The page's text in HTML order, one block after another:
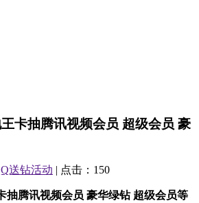
卡抽腾讯视频会员 超级会员 豪
送钻活动 | 点击：150
抽腾讯视频会员 豪华绿钻 超级会员等